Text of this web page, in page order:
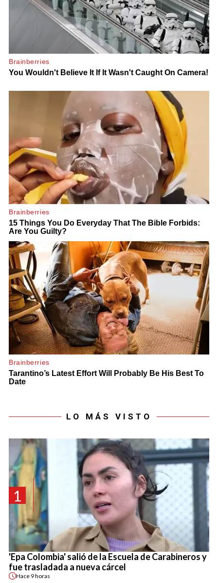
LO MÁS VISTO
1
'Epa Colombia' salió de la Escuela de Carabineros y
fue trasladada a nueva cárcel
Hace 9 horas